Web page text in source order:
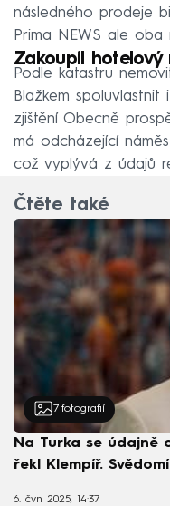
následného prodeje
Prima NEWS ale
Zakoupil hotelový
Podle katastru
Blažkem
zjištění Obecně
má odcházející
což vyplývá z údajů
Čtěte také
7 fotografií
Na Turka se údajně
řekl Klempíř.
6. čvn 2025, 14:37